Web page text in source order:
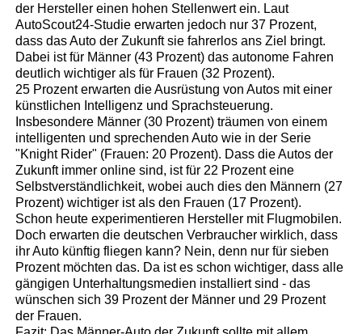
der Hersteller einen hohen Stellenwert ein. Laut
AutoScout24-Studie erwarten jedoch nur 37 Prozent,
dass das Auto der Zukunft sie fahrerlos ans Ziel bringt.
Dabei ist für Männer (43 Prozent) das autonome Fahren
deutlich wichtiger als für Frauen (32 Prozent).
25 Prozent erwarten die Ausrüstung von Autos mit einer
künstlichen Intelligenz und Sprachsteuerung.
Insbesondere Männer (30 Prozent) träumen von einem
intelligenten und sprechenden Auto wie in der Serie
"Knight Rider" (Frauen: 20 Prozent). Dass die Autos der
Zukunft immer online sind, ist für 22 Prozent eine
Selbstverständlichkeit, wobei auch dies den Männern (27
Prozent) wichtiger ist als den Frauen (17 Prozent).
Schon heute experimentieren Hersteller mit Flugmobilen.
Doch erwarten die deutschen Verbraucher wirklich, dass
ihr Auto künftig fliegen kann? Nein, denn nur für sieben
Prozent möchten das. Da ist es schon wichtiger, dass alle
gängigen Unterhaltungsmedien installiert sind - das
wünschen sich 39 Prozent der Männer und 29 Prozent
der Frauen.